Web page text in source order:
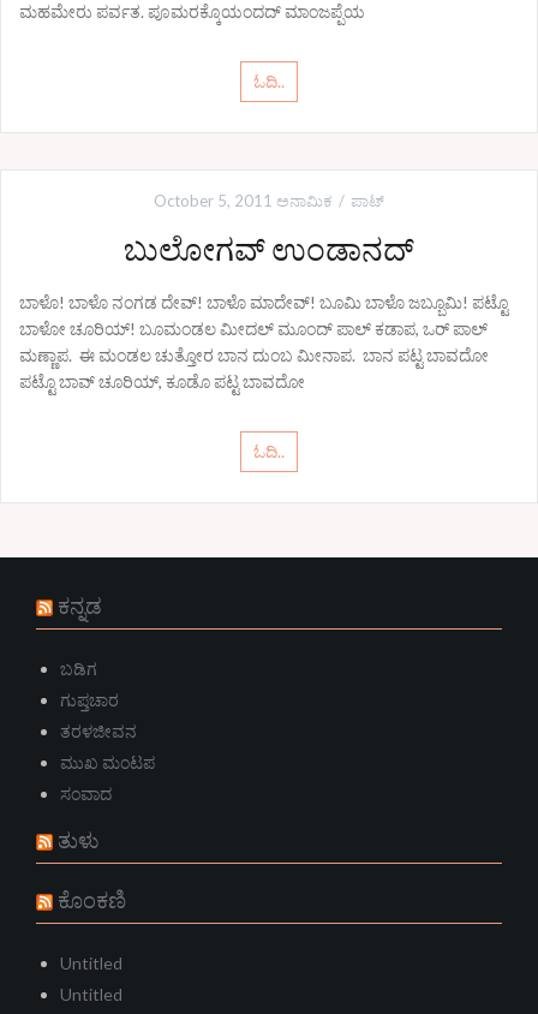
ಮಹಮೇರು ಪರ್ವತ. ಪೂಮರಕ್ಕೊಯಂದದ್ ಮಾಂಜಪ್ಪೆಯ
ಓದಿ..
October 5, 2011 ಅನಾಮಿಕ ಪಾಟ್
ಬುಲೋಗವ್ ಉಂಡಾನದ್
ಬಾಳೊ! ಬಾಳೊ ನಂಗಡ ದೇವ್! ಬಾಳೊ ಮಾದೇವ್! ಬೂಮಿ ಬಾಳೊ ಜಬ್ಬೂಮಿ! ಪಟ್ಟೊ
ಬಾಳೋ ಚೂರಿಯ್! ಬೂಮಂಡಲ ಮೀದಲ್ ಮೂಂದ್ ಪಾಲ್ ಕಡಾಪ, ಒರ್‍ ಪಾಲ್
ಮಣ್ಣಾಪ. ಈ ಮಂಡಲ ಚುತ್ತೋರ ಬಾನ ದುಂಬ ಮೀನಾಪ. ಬಾನ ಪಟ್ಟ ಬಾವದೋ
ಪಟ್ಟೊ ಬಾವ್ ಚೂರಿಯ್, ಕೂಡೊ ಪಟ್ಟ ಬಾವದೋ
ಓದಿ..
ಕನ್ನಡ
ಬಡಿಗ
ಗುಪ್ತಚಾರ
ತರಳಜೀವನ
ಮುಖ ಮಂಟಪ
ಸಂವಾದ
ತುಳು
ಕೊಂಕಣಿ
Untitled
Untitled